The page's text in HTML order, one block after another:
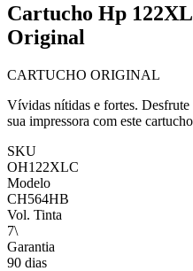
Cartucho Hp
Original
CARTUCHO ORIGINAL
Vívidas nítidas e fortes. Desfrute
sua impressora com este
SKU
OH122XLC
Modelo
CH564HB
Vol. Tinta
7\
Garantia
90 dias